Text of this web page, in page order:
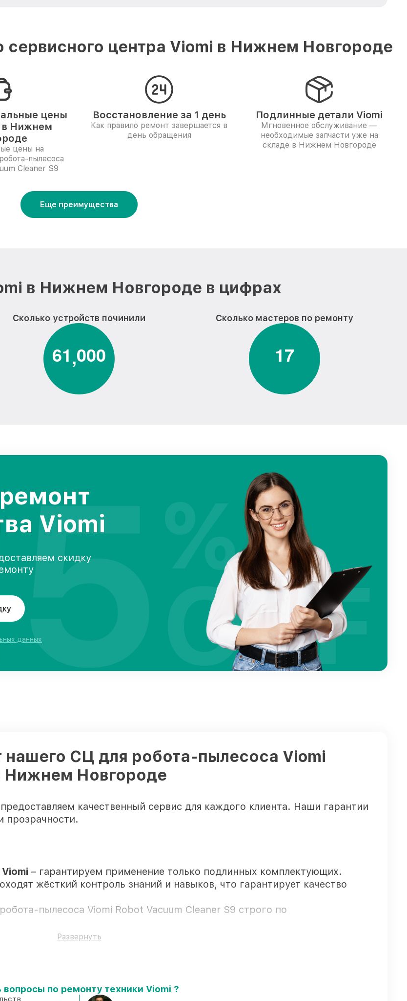
центра Viomi в Нижнем Новгороде
цены
в Нижнем
цены на
пылесоса
Cleaner S9
Восстановление за 1 день
Как правило ремонт завершается в
день обращения
Подлинные детали Viomi
Мгновенное обслуживание —
необходимые запчасти уже на
складе в Нижнем Новгороде
Еще преимущества
в Нижнем Новгороде в цифрах
Сколько устройств починили
61,000
Сколько мастеров по ремонту
17
Viomi
скидку
данных
%
OFF
нашего СЦ для робота-пылесоса Viomi
Нижнем Новгороде
качественный сервис для каждого клиента. Наши гарантии
прозрачности.
– гарантируем применение только подлинных комплектующих.
жёсткий контроль знаний и навыков, что гарантирует качество
пылесоса Viomi Robot Vacuum Cleaner S9 строго по
виды ремонта защищены сервисной гарантией.
Развернуть
вопросы по ремонту техники Viomi ?